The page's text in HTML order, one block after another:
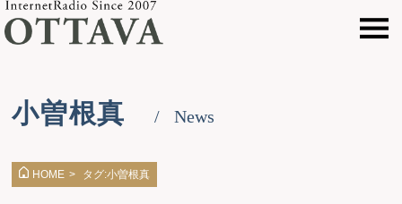
小曽根真 News
HOME > タグ:小曽根真